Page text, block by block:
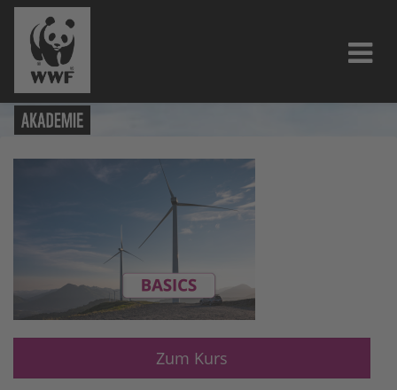
Zum Kurs